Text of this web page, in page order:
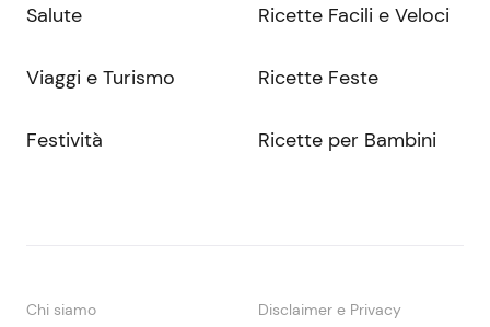
Salute
Viaggi e Turismo
Festività
Ricette Facili e Veloci
Ricette Feste
Ricette per Bambini
Chi siamo Disclaimer e Privacy